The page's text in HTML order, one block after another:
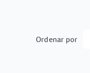
Ordenar por